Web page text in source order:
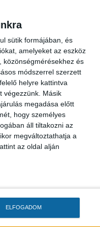
sütik formájában, és
amelyeket az eszköz
közönségmérésekhez és
módszerrel szerzett
helyre kattintva
végezzünk. Másik
megadása előtt
hogy személyes
áll tiltakozni az
megváltoztathatja a
az oldal alján
ELFOGADOM
rakják
utcában
az
kedvező